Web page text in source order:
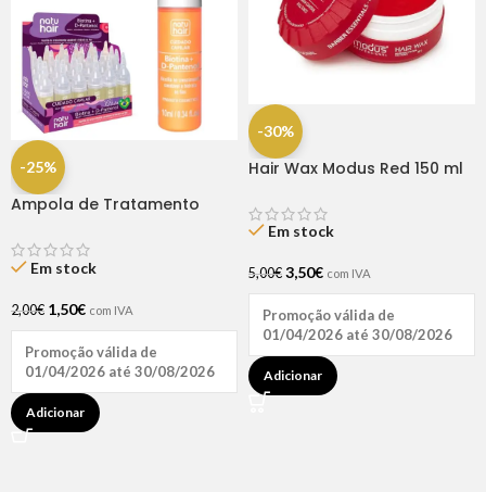
-25%
Ampola de Tratamento
Hair (1 UNIDADE)
Em stock
2,00€ 1,50€ com IVA
Promoção válida de
01/04/2026 até 30/08/2026
Adicionar
-30%
Hair Wax Modus Red 150 ml
Em stock
5,00€ 3,50€ com IVA
Promoção válida de
01/04/2026 até 30/08/2026
Adicionar